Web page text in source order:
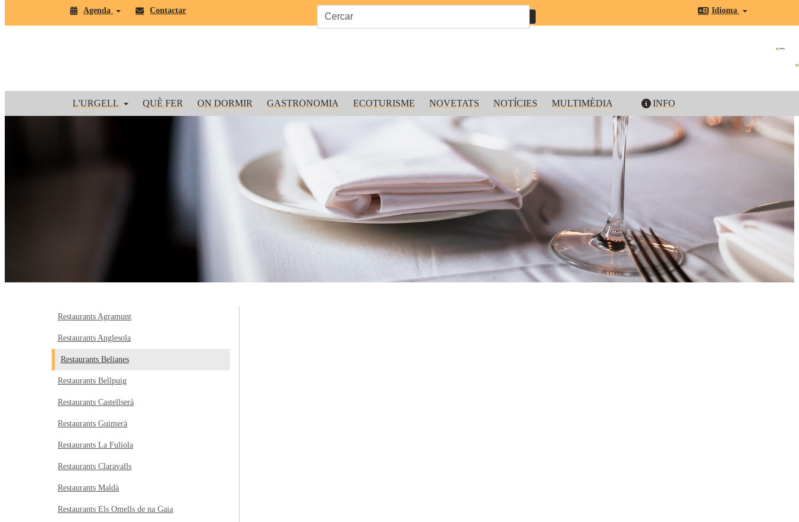
Agenda Contactar Idioma
L'URGELL QUÈ FER ON DORMIR GASTRONOMIA ECOTURISME NOVETATS NOTÍCIES MULTIMÈDIA INFO
Restaurants Agramunt
Restaurants Anglesola
Restaurants Belianes
Restaurants Bellpuig
Restaurants Castellserà
Restaurants Guimerà
Restaurants La Fuliola
Restaurants Claravalls
Restaurants Maldà
Restaurants Els Omells de na Gaia